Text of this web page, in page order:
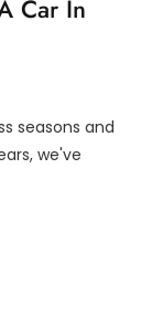
Car In
seasons and
we've